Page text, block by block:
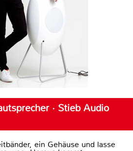
· Stieb Audio
ein Gehäuse und lasse